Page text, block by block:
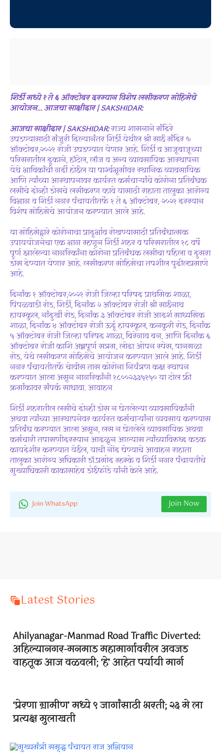
शिर्डी मध्ये १ ते ६ ऑक्टोबर दरम्यान विशेष लसीकरण मोहिमेचे
आयोजन… आजचा साक्षीदार | SAKSHIDAR:
आजचा साक्षीदार | SAKSHIDAR:राज्य शासनाने मंदिरे
उघडण्यासाठी मंजूरी दिल्यानंतर शिर्डी येथील श्री साई मंदिर ७
ऑक्टोबर,२०२१ रोजी उघडण्यात येणार आहे. शिर्डी व आजूबाजूच्या
परिसरातील दूकाने, हॉटेल, लॉज व अन्य व्यावसायिक आस्थापना
येथे भाविकांची गर्दी होईल या पार्श्वभूमीवर स्थानिक व्यावसायिक
आणि त्यांच्या आस्थापनावर कार्यरत कर्मचाऱ्यांचे कोरोना प्रतिबंधक
लसीचे दोन्ही डोसचे लसीकरण व्हावे यासाठी राहाता तालुका आरोग्य
विभाग व शिर्डी नगर पंचायतीतर्फे १ ते ६ ऑक्टोबर, २०२१ दरम्यान
विशेष मोहिमेचे आयोजन करण्यात आले आहे.
या मोहिमेद्वारे कोरोनाचा प्रादूर्भाव रोखण्यासाठी प्रतिबंधात्मक
उपाययोजनेचा एक भाग म्हणून शिर्डी शहर व परिसरातील १८ वर्षे
पूर्ण झालेल्या नागरिकांना कोरोना प्रतिबंधक लसीचा पहिला व दुसरा
डोस देण्यात येणार आहे. लसीकरण मोहिमेचा तपशील पुढीलप्रमाणे
आहे.
दिनांक १ ऑक्टोबर,२०२१ रोजी जिल्हा परिषद प्राथमिक शाळा,
पिंपळवाडी रोड, शिर्डी, दिनांक २ ऑक्टोबर रोजी श्री साईनाथ
हायस्कुल, नांदुर्खी रोड, दिनांक ३ ऑक्टोबर रोजी आदर्श माध्यमिक
शाळा, दिनांक ४ ऑक्टोबर रोजी ऊर्दू हायस्कूल, कनकुरी रोड, दिनांक
५ ऑक्टोबर रोजी जिल्हा परिषद शाळा, बिरेगाव बन, आणि दिनांक ६
ऑक्टोबर रोजी काशि अन्नपूर्ण सत्रम, लोढा ओपन स्पेस, पानमळा
रोड, येथे लसीकरण मोहिमेचे आयोजन करण्यात आले आहे. शिर्डी
नगर पंचायतीतर्फे चेावीस तास कोरोना नियंत्रण कक्ष स्थापन
करण्यात आला असून नागरिकांनी १८००२३३५१५० या टोल फ्री
क्रमांकावर संपर्क साधावा. आवाहन
शिर्डी शहरातील लसीचे दोन्ही डोस न घेतलेल्या व्यावसायिकांनी
अथवा त्यांच्या आस्थापनेवर कार्यरत कर्मचाऱ्यांना व्यवसाय करण्यास
प्रतिबंध करण्यात आला असून, लस न घेतलेले व्यावसायिक अथवा
कर्मचारी तपासणीदरम्यान आढळून आल्यास त्यांच्याविरुध्द कडक
कायदेशीर करण्यात येईल, याची नोंद घेण्याचे आवाहन राहाता
तालुका आरोग्य अधिकारी डॉ.प्रमोद म्हस्के व शिर्डी नगर पंचायतीचे
मुख्याधिकारी काकासाहेब डोईफोडे यांनी केले आहे.
Join WhatsApp Join Now
Latest Stories
Ahilyanagar-Manmad Road Traffic Diverted:
अहिल्यानगर-मनमाड महामार्गावरील अवजड
वाहतूक आज वळवली; ‘हे’ आहेत पर्यायी मार्ग
‘प्रेरणा ग्रामीण’ मध्ये ९ जागांसाठी भरती; २३ मे ला
प्रत्यक्ष मुलाखती